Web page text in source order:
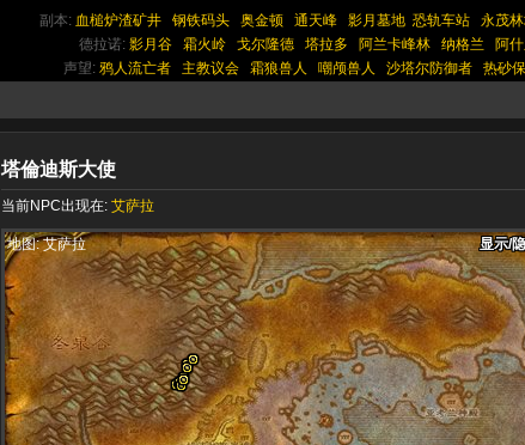
副本: 血槌炉渣矿井 钢铁码头 奥金顿 通天峰 影月墓地 恐轨车站 永茂
德拉诺: 影月谷 霜火岭 戈尔隆德 塔拉多 阿兰卡峰林 纳格兰 阿
声望: 鸦人流亡者 主教议会 霜狼兽人 嘲颅兽人 沙塔尔防御者 热砂
塔倫迪斯大使
当前NPC出现在: 艾萨拉
地图: 艾萨拉 显示/
显示/
显示/
显示/
显示/
显示/
显示/
显示/
显示/